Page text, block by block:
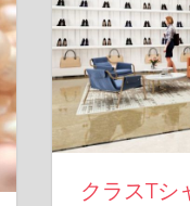
クラスTシ